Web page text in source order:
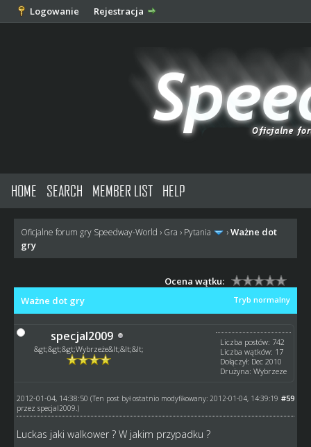
Logowanie Rejestracja
HOME SEARCH MEMBER LIST HELP
Oficjalne forum gry Speedway-World › Gra › Pytania ›Ważne dot
gry
Ocena wątku:
Tryb normalny
Ważne dot gry
specjal2009
&gt;&gt;&gt;Wybrzeże&lt;&lt;&lt;
Liczba postów: 742
Liczba wątków: 17
Dołączył: Dec 2010
Drużyna: Wybrzeze
#59
2012-01-04, 14:38:50 (Ten post był ostatnio modyfikowany: 2012-01-04, 14:39:19
przez specjal2009 .)
Luckas jaki walkower ? W jakim przypadku ?